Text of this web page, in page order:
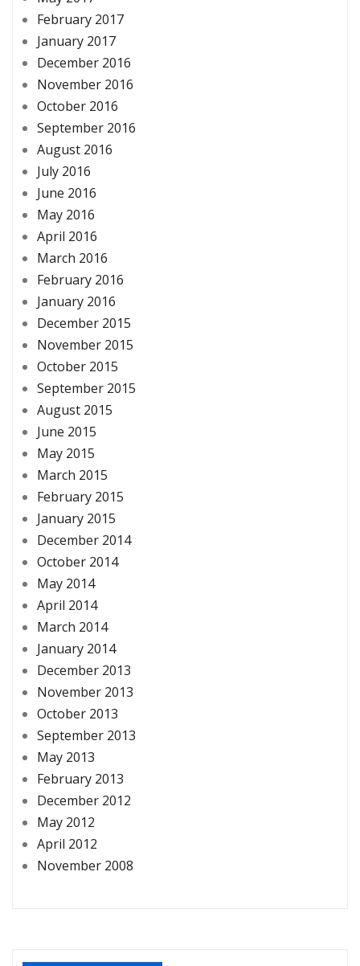
February 2017
January 2017
December 2016
November 2016
October 2016
September 2016
August 2016
July 2016
June 2016
May 2016
April 2016
March 2016
February 2016
January 2016
December 2015
November 2015
October 2015
September 2015
August 2015
June 2015
May 2015
March 2015
February 2015
January 2015
December 2014
October 2014
May 2014
April 2014
March 2014
January 2014
December 2013
November 2013
October 2013
September 2013
May 2013
February 2013
December 2012
May 2012
April 2012
November 2008